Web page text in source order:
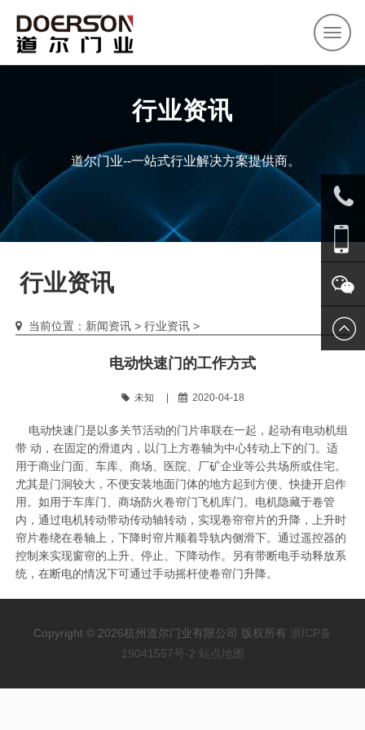
行业资讯
道尔门业--一站式行业解决方案提供商。
行业资讯
当前位置： 新闻资讯 >行业资讯 >
电动快速门的工作方式
未知 2020-04-18
电动快速门是以多关节活动的门片串联在一起，起动有电动机组
带 动，在固定的滑道内，以门上方卷轴为中心转动上下的门。适
用于商业门面、车库、商场、医院、厂矿企业等公共场所或住宅。
尤其是门洞较大，不便安装地面门体的地方起到方便、快捷开启作
用。如用于车库门、商场防火卷帘门飞机库门。电机隐藏于卷管
内，通过电机转动带动传动轴转动，实现卷帘帘片的升降，上升时
帘片卷绕在卷轴上，下降时帘片顺着导轨内侧滑下。通过遥控器的
控制来实现窗帘的上升、停止、下降动作。另有带断电手动释放系
统，在断电的情况下可通过手动摇杆使卷帘门升降。
Copyright © 2026杭州道尔门业有限公司 版权所有 浙ICP备
19041557号-2 站点地图
0571-
关注我